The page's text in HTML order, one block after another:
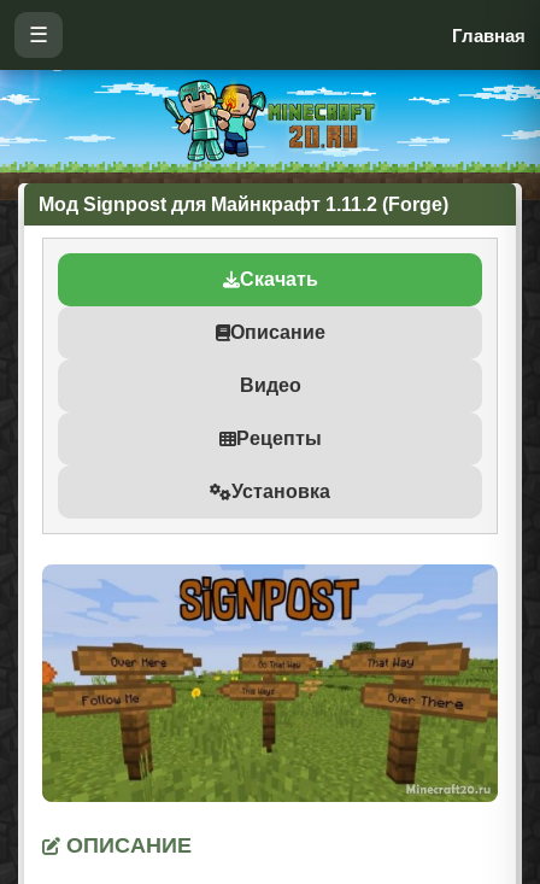
☰ Главная
Мод Signpost для Майнкрафт 1.11.2 (Forge)
Скачать
Описание
Видео
Рецепты
Установка
ОПИСАНИЕ